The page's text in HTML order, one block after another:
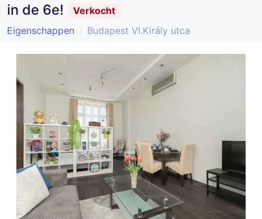
in de 6e!
Verkocht
Eigenschappen
Budapest VI.Király utca